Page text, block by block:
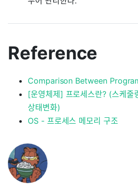
Reference
Comparison Between
[운영체제] 프로세스란? (스케줄
상태변화)
OS - 프로세스 메모리 구조